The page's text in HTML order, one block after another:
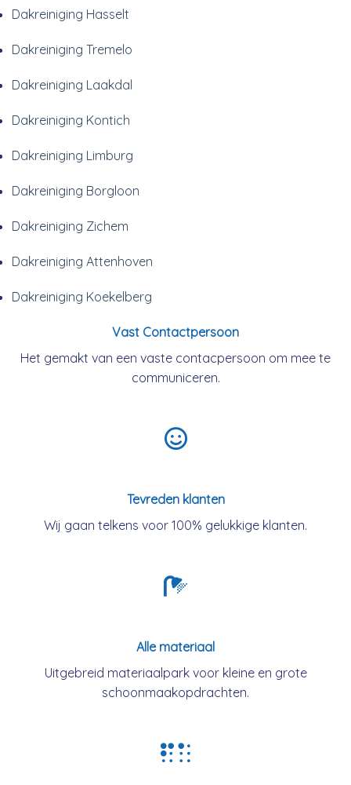
Dakreiniging Hasselt
Dakreiniging Tremelo
Dakreiniging Laakdal
Dakreiniging Kontich
Dakreiniging Limburg
Dakreiniging Borgloon
Dakreiniging Zichem
Dakreiniging Attenhoven
Dakreiniging Koekelberg
Vast Contactpersoon
Het gemakt van een vaste contacpersoon om mee te
communiceren.
Tevreden klanten
Wij gaan telkens voor 100% gelukkige klanten.
Alle materiaal
Uitgebreid materiaalpark voor kleine en grote
schoonmaakopdrachten.